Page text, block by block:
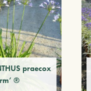
praecox
®